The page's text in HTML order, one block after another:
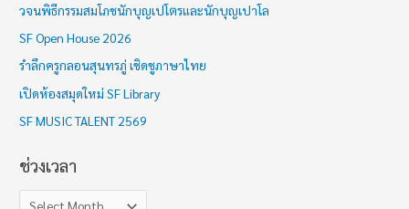
วจนพิธีกรรมสมโภชนักบุญเปโตรและนักบุญเปาโล
SF Open House 2026
รำลึกครูกลอนสุนทรภู่ เชิดชูภาษาไทย
เปิดห้องสมุดใหม่ SF Library
SF MUSIC TALENT 2569
ช่วงเวลา
ง
เ
ว
ล
า